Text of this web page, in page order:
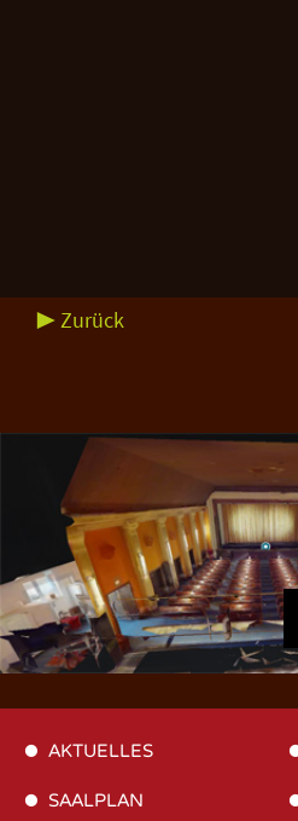
▶ Zurück
AKTUELLES
SAALPLAN